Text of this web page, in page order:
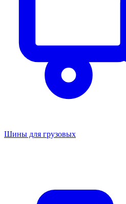
Шины для грузовых